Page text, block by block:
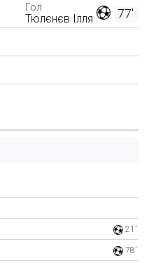
77'
Гол
Тюлєнєв Ілля
21'
78'